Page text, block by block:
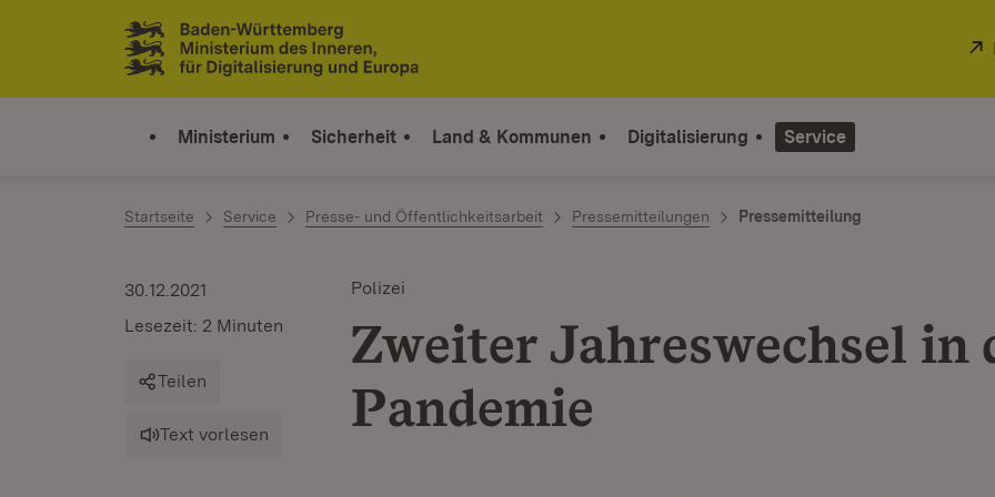
Zum Inhalt springen
Link zur Startseite
Ministerium Sicherheit Land & Kommunen Digitalisierung Service
Startseite Service Presse- und Öffentlichkeitsarbeit Pressemitteilungen Pressemitteilung
Polizei
Zweiter Jahreswechsel in
Pandemie
30.12.2021
Lesezeit: 2 Minuten
Teilen
Text vorlesen